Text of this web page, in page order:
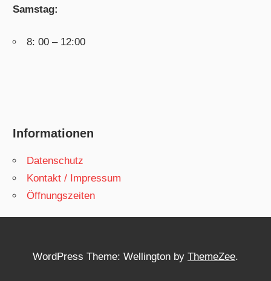
Samstag:
8: 00 – 12:00
Informationen
Datenschutz
Kontakt / Impressum
Öffnungszeiten
WordPress Theme: Wellington by ThemeZee.